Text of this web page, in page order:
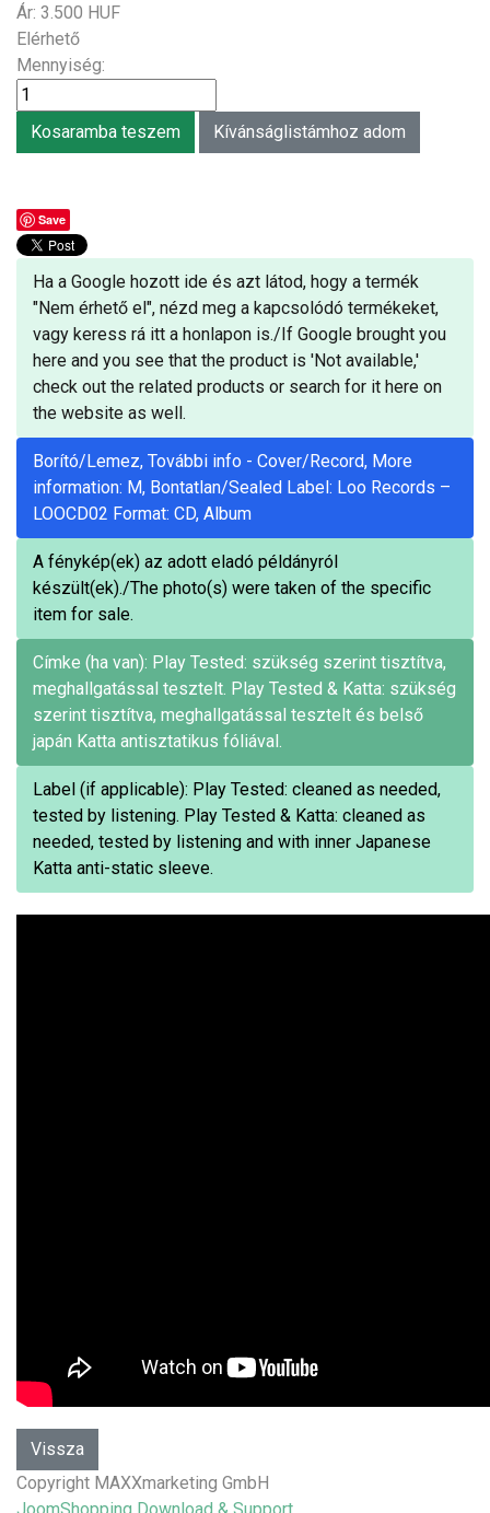
Ár: 3.500 HUF
Elérhető
Mennyiség:
Save
Ha a Google hozott ide és azt látod, hogy a termék
"Nem érhető el", nézd meg a kapcsolódó termékeket,
vagy keress rá itt a honlapon is./If Google brought you
here and you see that the product is 'Not available,'
check out the related products or search for it here on
the website as well.
Borító/Lemez, További info - Cover/Record, More
information: M, Bontatlan/Sealed Label: Loo Records –
LOOCD02 Format: CD, Album
A fénykép(ek) az adott eladó példányról
készült(ek)./The photo(s) were taken of the specific
item for sale.
Címke (ha van): Play Tested: szükség szerint tisztítva,
meghallgatással tesztelt. Play Tested & Katta: szükség
szerint tisztítva, meghallgatással tesztelt és belső
japán Katta antisztatikus fóliával.
Label (if applicable): Play Tested: cleaned as needed,
tested by listening. Play Tested & Katta: cleaned as
needed, tested by listening and with inner Japanese
Katta anti-static sleeve.
Copyright MAXXmarketing GmbH
JoomShopping Download & Support